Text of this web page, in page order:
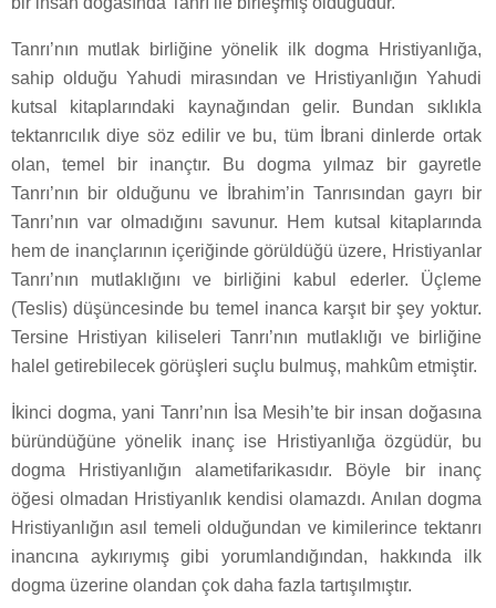
Tanrı’nın mutlak birliğine yönelik ilk dogma Hristiyanlığa,
sahip olduğu Yahudi mirasından ve Hristiyanlığın Yahudi
kutsal kitaplarındaki kaynağından gelir. Bundan sıklıkla
tektanrıcılık diye söz edilir ve bu, tüm İbrani dinlerde ortak
olan, temel bir inançtır. Bu dogma yılmaz bir gayretle
Tanrı’nın bir olduğunu ve İbrahim’in Tanrısından gayrı bir
Tanrı’nın var olmadığını savunur. Hem kutsal kitaplarında
hem de inançlarının içeriğinde görüldüğü üzere, Hristiyanlar
Tanrı’nın mutlaklığını ve birliğini kabul ederler. Üçleme
(Teslis) düşüncesinde bu temel inanca karşıt bir şey yoktur.
Tersine Hristiyan kiliseleri Tanrı’nın mutlaklığı ve birliğine
halel getirebilecek görüşleri suçlu bulmuş, mahkûm etmiştir.
İkinci dogma, yani Tanrı’nın İsa Mesih’te bir insan doğasına
büründüğüne yönelik inanç ise Hristiyanlığa özgüdür, bu
dogma Hristiyanlığın alametifarikasıdır. Böyle bir inanç
öğesi olmadan Hristiyanlık kendisi olamazdı. Anılan dogma
Hristiyanlığın asıl temeli olduğundan ve kimilerince tektanrı
inancına aykırıymış gibi yorumlandığından, hakkında ilk
dogma üzerine olandan çok daha fazla tartışılmıştır.